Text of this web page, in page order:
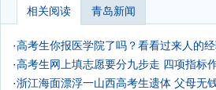
相关阅读 青岛新闻
·高考生你报医学院了吗？看看过来人的
·高考生网上填志愿要分九步走 四项指标
·浙江海面漂浮一山西高考生遗体 父母无